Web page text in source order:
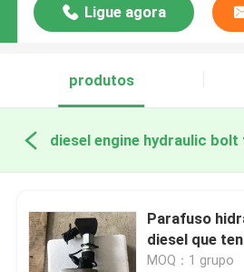
Ligue agora
produtos
Parafuso
diesel que
MOQ：1 grupo